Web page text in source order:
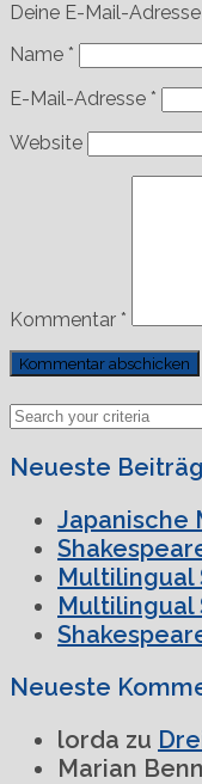
Deine E-Mail-
Name *
E-Mail-Adresse *
Website
Kommentar *
Previous
Post
Next
Post
Neueste
Japanische
Multilingual
Multilingual
Neueste
lorda zu
Marian